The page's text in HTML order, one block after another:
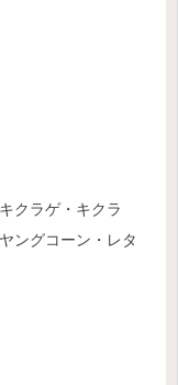
クラゲ・キクラ
ングコーン・レタ